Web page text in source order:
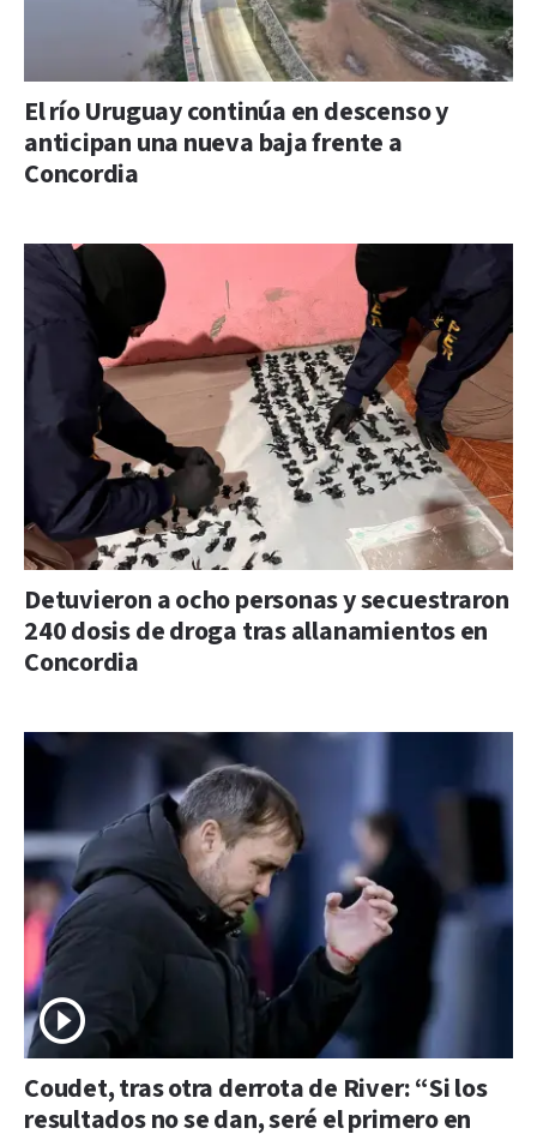
El río Uruguay continúa en descenso y
anticipan una nueva baja frente a
Concordia
Detuvieron a ocho personas y secuestraron
240 dosis de droga tras allanamientos en
Concordia
Coudet, tras otra derrota de River: “Si los
resultados no se dan, seré el primero en